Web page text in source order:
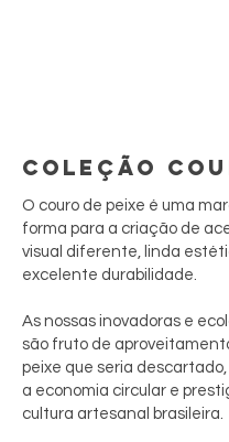
COLEÇÃO
O couro de peixe é uma
forma para a criação de
visual diferente, linda
excelente durabilidade.
As nossas inovadoras e
são fruto de
peixe que seria
a economia circular e
cultura artesanal brasileira.